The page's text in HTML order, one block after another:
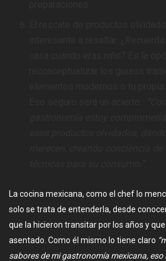
La cocina mexicana, como el chef lo
solo se trata de entenderla, desde
que la hicieron transitar por los años y
asentado. Como él mismo lo tiene claro
sabores de mi gastronomía mexicana,